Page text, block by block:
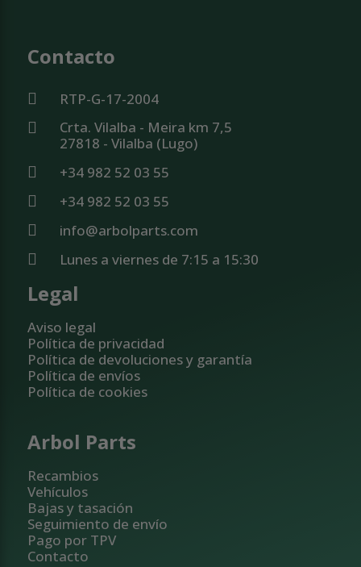
Contacto
RTP-G-17-2004
Crta. Vilalba - Meira km 7,5
27818 - Vilalba (Lugo)
+34 982 52 03 55
+34 982 52 03 55
info@arbolparts.com
Lunes a viernes de 7:15 a 15:30
Legal
Aviso legal
Política de privacidad
Política de devoluciones y garantía
Política de envíos
Política de cookies
Arbol Parts
Recambios
Vehículos
Bajas y tasación
Seguimiento de envío
Pago por TPV
Contacto